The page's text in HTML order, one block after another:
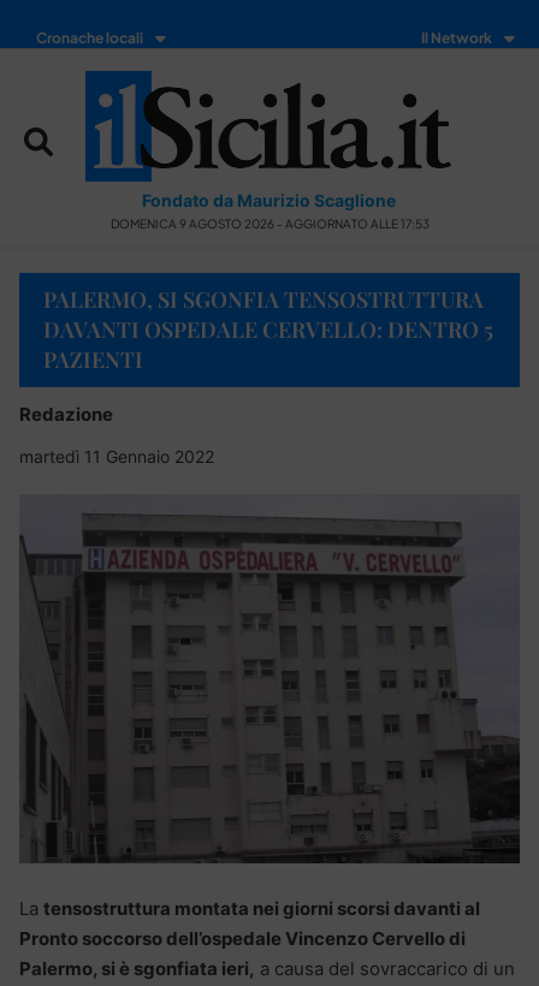
Cronache locali Il Network
Fondato da Maurizio Scaglione
DOMENICA 9 AGOSTO 2026 - AGGIORNATO ALLE 17:53
PALERMO, SI SGONFIA TENSOSTRUTTURA
DAVANTI OSPEDALE CERVELLO: DENTRO 5
PAZIENTI
Redazione
martedì 11 Gennaio 2022
La tensostruttura montata nei giorni scorsi davanti al
Pronto soccorso dell’ospedale Vincenzo Cervello di
Palermo, si è sgonfiata ieri, a causa del sovraccarico di un